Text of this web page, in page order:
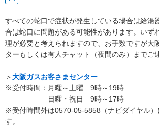
すべての蛇口で症状が発生している場合は給湯
合は蛇口に問題がある可能性があります。いず
理が必要と考えられますので、お手数ですが大
ターもしくは有人チャット（夜間のみ）までご
＞大阪ガスお客さまセンター
※受付時間：月曜～土曜 9時～19時
日曜・祝日 9時～17時
※受付時間外は0570-05-5858（ナビダイヤル）
す。